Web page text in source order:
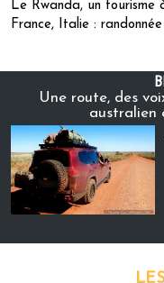
Le Rwanda, un
France, Italie :
Une route, des
australien